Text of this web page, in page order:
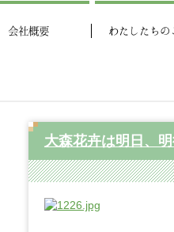
会社概要 わたしたちの
大森花卉は明日、